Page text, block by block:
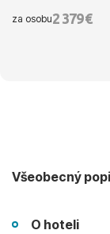
za osobu2 379 €
Všeobecný
O hoteli